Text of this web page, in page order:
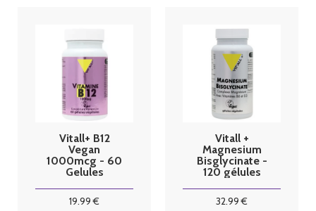
Vitall+ B12
Vegan
1000mcg - 60
Gelules
19.99 €
Vitall +
Magnesium
Bisglycinate -
120 gélules
32.99 €